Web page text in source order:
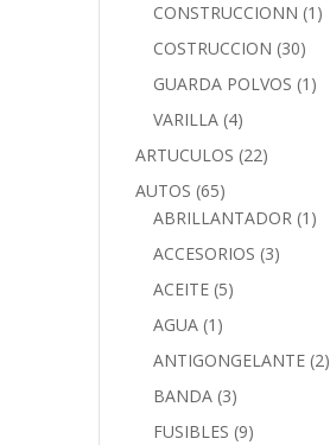
CONSTRUCCIONN (1)
COSTRUCCION (30)
GUARDA POLVOS (1)
VARILLA (4)
ARTUCULOS (22)
AUTOS (65)
ABRILLANTADOR (1)
ACCESORIOS (3)
ACEITE (5)
AGUA (1)
ANTIGONGELANTE (2)
BANDA (3)
FUSIBLES (9)